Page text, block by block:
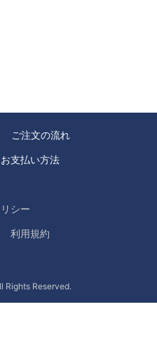
ご注文の流れ
お支払い方法
シー
利用規約
Rights Reserved.